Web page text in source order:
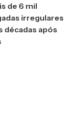
de 6 mil
irregulares
décadas após